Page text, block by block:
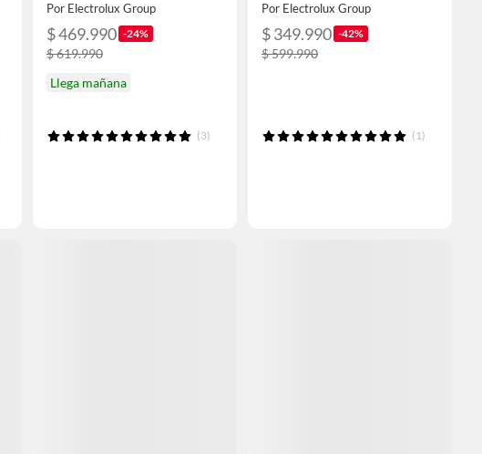
Por Electrolux Group
$ 469.990 -24%
$ 619.990
Llega mañana
(3)
Por Electrolux Group
$ 349.990 -42%
$ 599.990
(1)